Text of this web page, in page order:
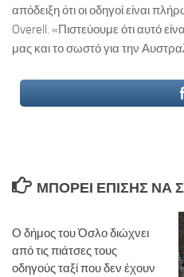
απόδειξη ότι οι οδηγοί είναι
Overell. «Πιστεύουμε ότι αυτό
μας και το σωστό για την
ΜΠΟΡΕΊ ΕΠΊΣΗΣ ΝΑ
Ο δήμος του Όσλο διώχνει
από τις πιάτσες τους
οδηγούς ταξί που δεν έχουν